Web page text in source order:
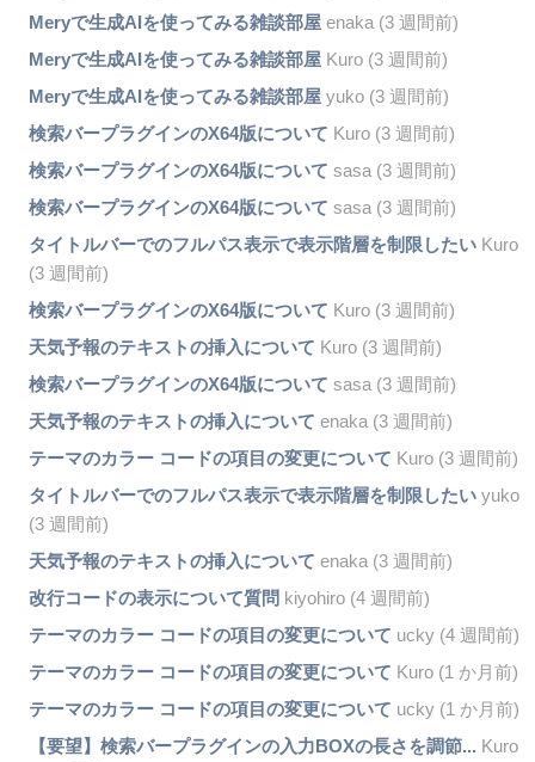
Meryで生成AIを使ってみる雑談部屋enaka (3 週間前)
Meryで生成AIを使ってみる雑談部屋Kuro (3 週間前)
Meryで生成AIを使ってみる雑談部屋yuko (3 週間前)
検索バープラグインのX64版について Kuro (3 週間前)
検索バープラグインのX64版について sasa (3 週間前)
検索バープラグインのX64版について sasa (3 週間前)
タイトルバーでのフルパス表示で表示階層を制限したいKuro
(3 週間前)
検索バープラグインのX64版について Kuro (3 週間前)
天気予報のテキストの挿入について Kuro (3 週間前)
検索バープラグインのX64版について sasa (3 週間前)
天気予報のテキストの挿入について enaka (3 週間前)
テーマのカラー コードの項目の変更について Kuro (3 週間前)
タイトルバーでのフルパス表示で表示階層を制限したいyuko
(3 週間前)
天気予報のテキストの挿入について enaka (3 週間前)
改行コードの表示について質問 kiyohiro (4 週間前)
テーマのカラー コードの項目の変更について ucky (4 週間前)
テーマのカラー コードの項目の変更について Kuro (1 か月前)
テーマのカラー コードの項目の変更について ucky (1 か月前)
【要望】検索バープラグインの入力BOXの長さを調節... Kuro